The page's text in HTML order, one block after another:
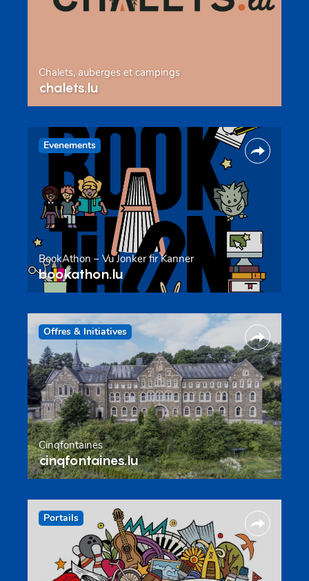
Chalets, auberges et campings
chalets.lu
Evenements
BookAthon – Vu Jonker fir Kanner
bookathon.lu
Offres & Initiatives
Cinqfontaines
cinqfontaines.lu
Portails